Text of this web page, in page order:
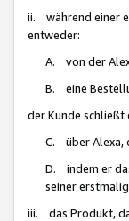
ii. während einer
entweder:
A. von der
B. eine
der Kunde
C. über Alexa,
D. indem er
seiner
iii. das Produkt,